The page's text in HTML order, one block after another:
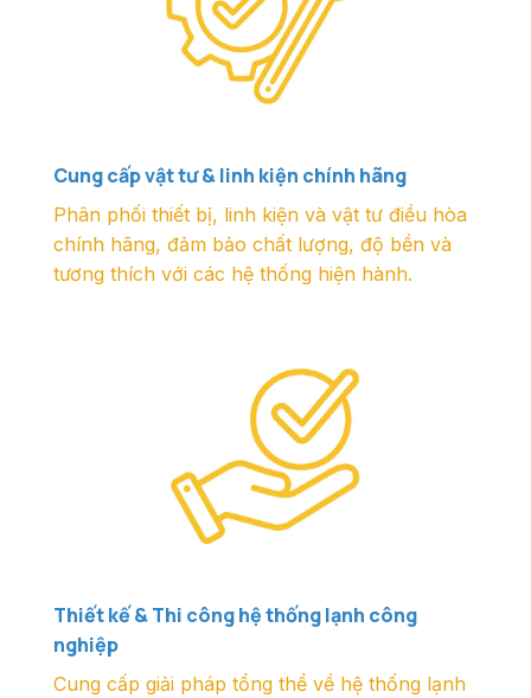
Cung cấp vật tư & linh kiện chính hãng
Phân phối thiết bị, linh kiện và vật tư điều hòa
chính hãng, đảm bảo chất lượng, độ bền và
tương thích với các hệ thống hiện hành.
Thiết kế & Thi công hệ thống lạnh công
nghiệp
Cung cấp giải pháp tổng thể về hệ thống lạnh